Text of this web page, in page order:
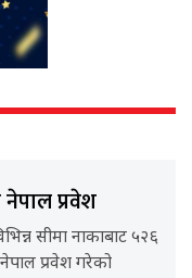
नेपाल प्रवेश
सीमा नाकाबाट ५२६
नेपाल प्रवेश गरेको